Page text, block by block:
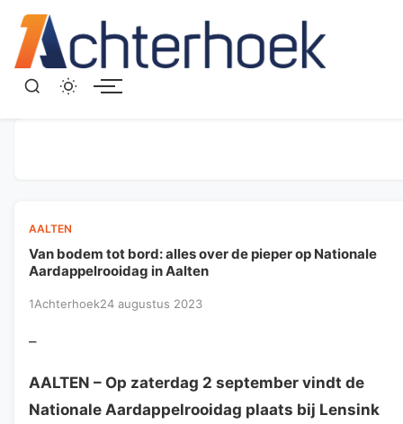
AALTEN
Van bodem tot bord: alles over de pieper op Nationale
Aardappelrooidag in Aalten
1Achterhoek24 augustus 2023
–
AALTEN – Op zaterdag 2 september vindt de
Nationale Aardappelrooidag plaats bij Lensink